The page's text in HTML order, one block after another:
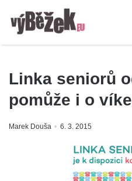
Linka seniorů
pomůže i o
Marek Douša 6. 3. 2015